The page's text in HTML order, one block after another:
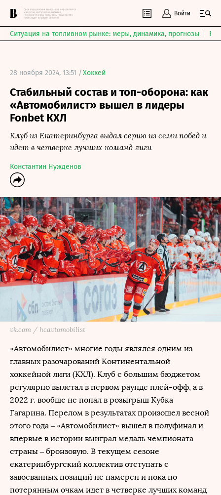
Войти
Ситуация на топливном рынке: меры, динамика, прогнозы
28 ноября 2024, 13:51 /Хоккей
Стабильный состав и топ-оборона: как
«Автомобилист» вышел в лидеры
Fonbet КХЛ
Клуб из Екатеринбурга выдал серию из семи побед и
идет в четверке лучших команд лиги
Константин Нужденов
vk.com / hcavtomobilist
«Автомобилист» многие годы являлся одним из
главных разочарований Континентальной
хоккейной лиги (КХЛ). Клуб с большим бюджетом
регулярно вылетал в первом раунде плей-офф, а в
2022 г. вообще не попал в розыгрыш Кубка
Гагарина. Перелом в результатах произошел весной
этого года – «Автомобилист» вышел в полуфинал и
впервые в истории выиграл медаль чемпионата
страны – бронзовую. В текущем сезоне
екатеринбургский коллектив отступать с
завоеванных позиций не намерен и пока по
потерянным очкам идет в четверке лучших команд